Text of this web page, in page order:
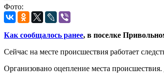
Фото:
Как сообщалось ранее, в поселке
Сейчас на месте происшествия работает
Организовано оцепление места